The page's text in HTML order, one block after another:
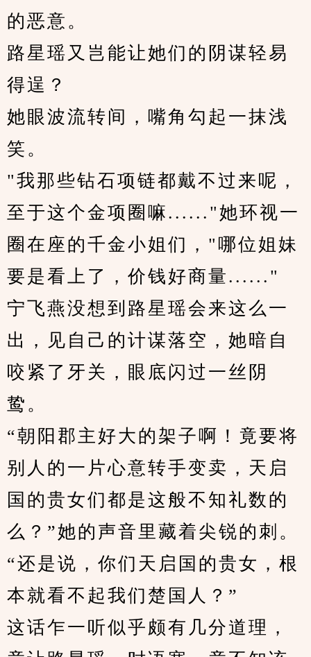
的恶意。
路星瑶又岂能让她们的阴谋轻易
得逞？
她眼波流转间，嘴角勾起一抹浅
笑。
"我那些钻石项链都戴不过来呢，
至于这个金项圈嘛......"她环视一
圈在座的千金小姐们，"哪位姐妹
要是看上了，价钱好商量......"
宁飞燕没想到路星瑶会来这么一
出，见自己的计谋落空，她暗自
咬紧了牙关，眼底闪过一丝阴
鸷。
“朝阳郡主好大的架子啊！竟要将
别人的一片心意转手变卖，天启
国的贵女们都是这般不知礼数的
么？”她的声音里藏着尖锐的刺。
“还是说，你们天启国的贵女，根
本就看不起我们楚国人？”
这话乍一听似乎颇有几分道理，